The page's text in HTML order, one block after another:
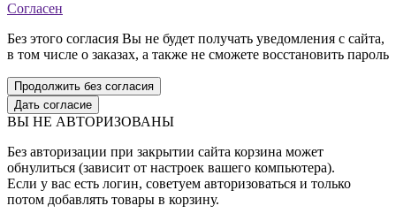
Согласен
Без этого согласия Вы не будет получать уведомления с сайта,
в том числе о заказах, а также не сможете восстановить пароль
Продолжить без согласия
Дать согласие
ВЫ НЕ АВТОРИЗОВАНЫ
Без авторизации при закрытии сайта корзина может
обнулиться (зависит от настроек вашего компьютера).
Если у вас есть логин, советуем авторизоваться и только
потом добавлять товары в корзину.